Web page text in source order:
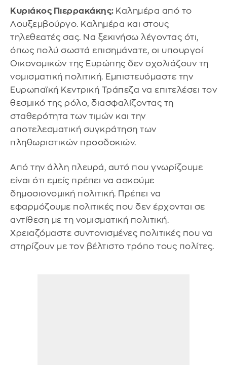
Κυριάκος Πιερρακάκης: Καλημέρα από το
Λουξεμβούργο. Καλημέρα και στους
τηλεθεατές σας. Να ξεκινήσω λέγοντας ότι,
όπως πολύ σωστά επισημάνατε, οι υπουργοί
Οικονομικών της Ευρώπης δεν σχολιάζουν τη
νομισματική πολιτική. Εμπιστευόμαστε την
Ευρωπαϊκή Κεντρική Τράπεζα να επιτελέσει τον
θεσμικό της ρόλο, διασφαλίζοντας τη
σταθερότητα των τιμών και την
αποτελεσματική συγκράτηση των
πληθωριστικών προσδοκιών.
Από την άλλη πλευρά, αυτό που γνωρίζουμε
είναι ότι εμείς πρέπει να ασκούμε
δημοσιονομική πολιτική. Πρέπει να
εφαρμόζουμε πολιτικές που δεν έρχονται σε
αντίθεση με τη νομισματική πολιτική.
Χρειαζόμαστε συντονισμένες πολιτικές που να
στηρίζουν με τον βέλτιστο τρόπο τους πολίτες.